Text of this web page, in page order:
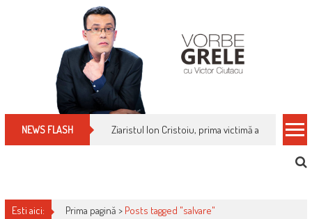
NEWS FLASH Ziaristul Ion Cristoiu, prima victimă a noi
Esti aici: Prima pagină > Posts tagged "salvare"